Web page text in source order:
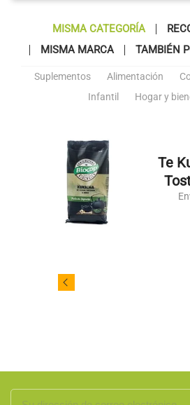
MISMA CATEGORÍA
MISMA MARCA
TAMBIÉN
Suplementos Alimentación
Infantil
Hogar y
Te